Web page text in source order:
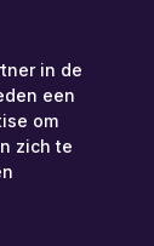
in de
een
om
zich te